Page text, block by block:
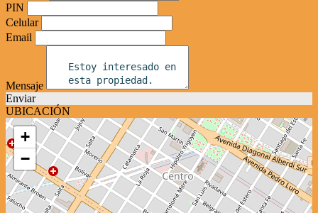
PIN
Celular
Email
Mensaje
Enviar
UBICACIÓN
+
−